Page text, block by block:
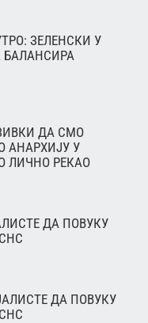
ЗЕЛЕНСКИ У
БАЛАНСИРА
ДА СМО
АНАРХИЈУ У
ЛИЧНО РЕКАО
ДА ПОВУКУ
ДА ПОВУКУ